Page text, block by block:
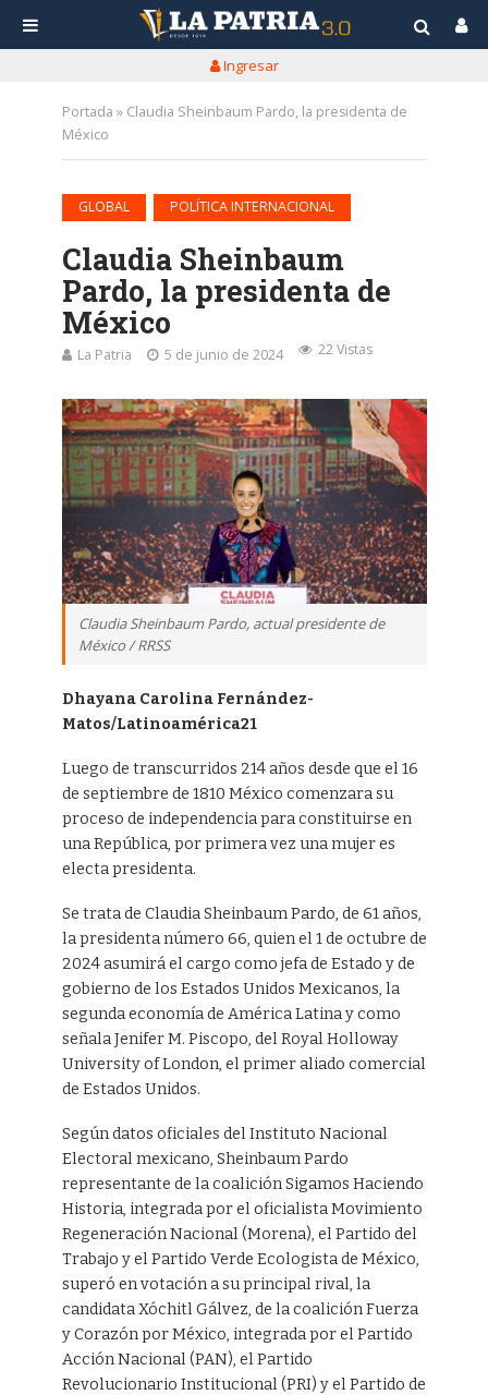
Ingresar
Portada » Claudia Sheinbaum Pardo, la presidenta de
México
GLOBAL POLÍTICA INTERNACIONAL
Claudia Sheinbaum
Pardo, la presidenta de
México
La Patria 5 de junio de 2024 22 Vistas
Claudia Sheinbaum Pardo, actual presidente de
México / RRSS
Dhayana Carolina Fernández-
Matos/Latinoamérica21
Luego de transcurridos 214 años desde que el 16
de septiembre de 1810 México comenzara su
proceso de independencia para constituirse en
una República, por primera vez una mujer es
electa presidenta.
Se trata de Claudia Sheinbaum Pardo, de 61 años,
la presidenta número 66, quien el 1 de octubre de
2024 asumirá el cargo como jefa de Estado y de
gobierno de los Estados Unidos Mexicanos, la
segunda economía de América Latina y como
señala Jenifer M. Piscopo, del Royal Holloway
University of London, el primer aliado comercial
de Estados Unidos.
Según datos oficiales del Instituto Nacional
Electoral mexicano, Sheinbaum Pardo
representante de la coalición Sigamos Haciendo
Historia, integrada por el oficialista Movimiento
Regeneración Nacional (Morena), el Partido del
Trabajo y el Partido Verde Ecologista de México,
superó en votación a su principal rival, la
candidata Xóchitl Gálvez, de la coalición Fuerza
y Corazón por México, integrada por el Partido
Acción Nacional (PAN), el Partido
Revolucionario Institucional (PRI) y el Partido de